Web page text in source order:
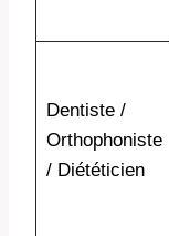
Dentiste /
Orthophoniste
/ Diététicien